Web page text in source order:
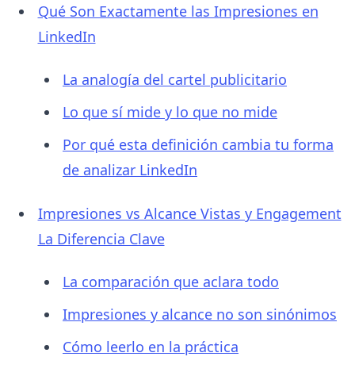
Qué Son Exactamente las Impresiones en
LinkedIn
La analogía del cartel publicitario
Lo que sí mide y lo que no mide
Por qué esta definición cambia tu forma
de analizar LinkedIn
Impresiones vs Alcance Vistas y Engagement
La Diferencia Clave
La comparación que aclara todo
Impresiones y alcance no son sinónimos
Cómo leerlo en la práctica